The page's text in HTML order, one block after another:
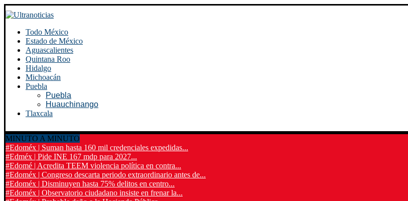
Todo México
Estado de México
Aguascalientes
Quintana Roo
Hidalgo
Michoacán
Puebla
Puebla
Huauchinango
Tlaxcala
MINUTO A MINUTO
#Edoméx | Suman hasta 160 mil credenciales expedidas...
#Edméx | Pide INE 167 mdp para 2027...
#Edomé | Acredita TEEM violencia política en contra...
#Edoméx | Congreso descarta periodo extraordinario antes de...
#Edoméx | Disminuyen hasta 75% delitos en centro...
#Edoméx | Observatorio ciudadano insiste en frenar la...